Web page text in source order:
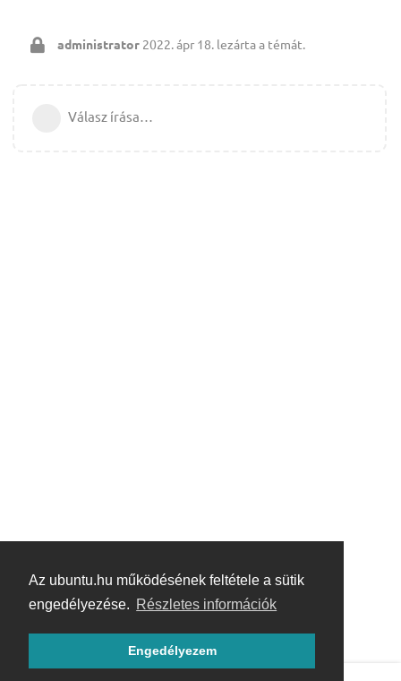
Az ubuntu.hu működésének feltétele a sütik
engedélyezése. Részletes információk
Engedélyezem
administrator 2022. ápr 18. lezárta a témát.
Válasz írása…